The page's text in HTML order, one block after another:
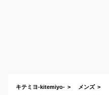
キテミヨ-kitemiyo- メンズ